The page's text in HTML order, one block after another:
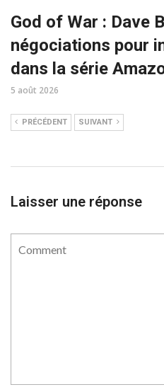
God of War : Dave
négociations pour
dans la série
5 août 2026
PRÉCÉDENT SUIVANT
Laisser une réponse